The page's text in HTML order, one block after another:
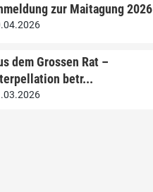
zur Maitagung 2026
dem Grossen Rat –
betr...